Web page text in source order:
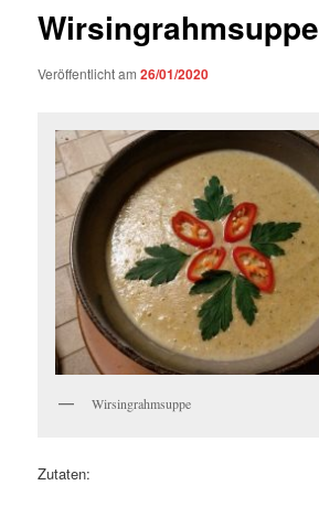
Wirsingrahmsuppe
Veröffentlicht am26/01/2020
Wirsingrahmsuppe
Zutaten: